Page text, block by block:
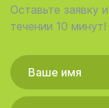
Оставьте заявку
течении 10 минут!